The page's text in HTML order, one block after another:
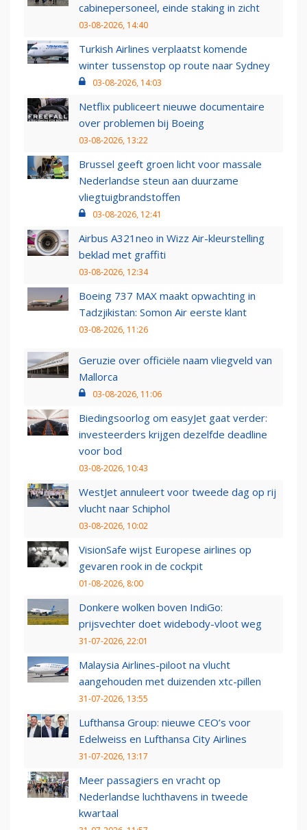
cabinepersoneel, einde staking in zicht
03-08-2026, 14:40
Turkish Airlines verplaatst komende
winter tussenstop op route naar Sydney
03-08-2026, 14:03
Netflix publiceert nieuwe documentaire
over problemen bij Boeing
03-08-2026, 13:22
Brussel geeft groen licht voor massale
Nederlandse steun aan duurzame
vliegtuigbrandstoffen
03-08-2026, 12:41
Airbus A321neo in Wizz Air-kleurstelling
beklad met graffiti
03-08-2026, 12:34
Boeing 737 MAX maakt opwachting in
Tadzjikistan: Somon Air eerste klant
03-08-2026, 11:26
Geruzie over officiële naam vliegveld van
Mallorca
03-08-2026, 11:06
Biedingsoorlog om easyJet gaat verder:
investeerders krijgen dezelfde deadline
voor bod
03-08-2026, 10:43
WestJet annuleert voor tweede dag op rij
vlucht naar Schiphol
03-08-2026, 10:02
VisionSafe wijst Europese airlines op
gevaren rook in de cockpit
01-08-2026, 8:00
Donkere wolken boven IndiGo:
prijsvechter doet widebody-vloot weg
31-07-2026, 22:01
Malaysia Airlines-piloot na vlucht
aangehouden met duizenden xtc-pillen
31-07-2026, 13:55
Lufthansa Group: nieuwe CEO’s voor
Edelweiss en Lufthansa City Airlines
31-07-2026, 13:17
Meer passagiers en vracht op
Nederlandse luchthavens in tweede
kwartaal